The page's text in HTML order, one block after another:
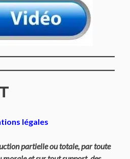
légales
partielle ou totale, par toute